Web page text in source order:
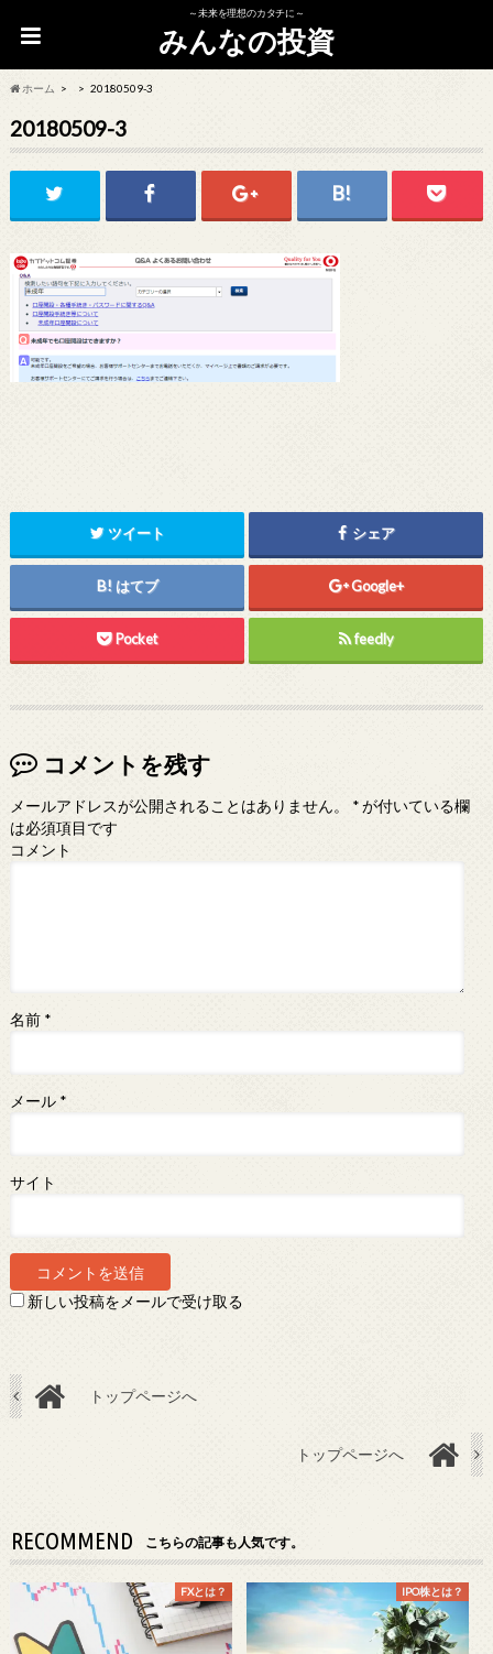
～未来を理想のカタチに～
みんなの投資
ホーム 20180509-3
20180509-3
ツイート シェア
はてブ Google+
Pocket feedly
コメントを残す
メールアドレスが公開されることはありません。 *が付いている欄
は必須項目です
コメント
名前 *
メール *
サイト
新しい投稿をメールで受け取る
トップページへ
トップページへ
RECOMMEND こちらの記事も人気です。
FXとは？ IPO株とは？